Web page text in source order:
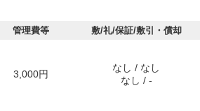
管理費等 敷/礼/保証/敷引・償却
3,000円
なし / なし
なし / -